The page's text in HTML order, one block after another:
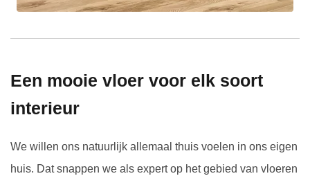
Een mooie vloer voor elk soort
interieur
We willen ons natuurlijk allemaal thuis voelen in ons eigen
huis. Dat snappen we als expert op het gebied van vloeren